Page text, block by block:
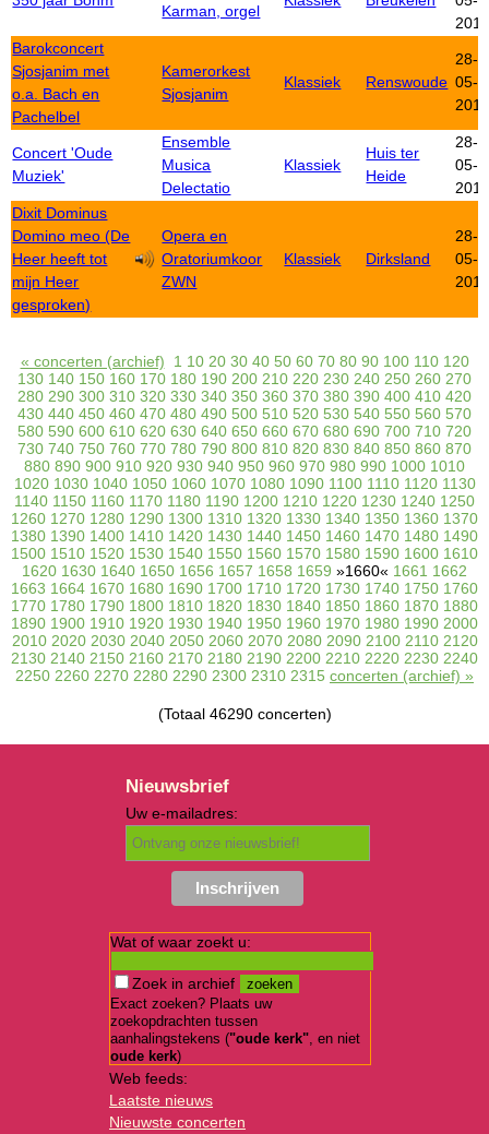
Karman, orgel
2011
Barokconcert
Sjosjanim met
o.a. Bach en
Pachelbel
Kamerorkest
Sjosjanim
Klassiek Renswoude
28-
05-
2011
Concert 'Oude
Muziek'
Ensemble
Musica
Delectatio
Klassiek
Huis ter
Heide
28-
05-
2011
Dixit Dominus
Domino meo (De
Heer heeft tot
mijn Heer
gesproken)
Opera en
Oratoriumkoor
ZWN
Klassiek Dirksland
28-
05-
2011
« concerten (archief) 1 10 20 30 40 50 60 70 80 90 100 110 120
130 140 150 160 170 180 190 200 210 220 230 240 250 260 270
280 290 300 310 320 330 340 350 360 370 380 390 400 410 420
430 440 450 460 470 480 490 500 510 520 530 540 550 560 570
580 590 600 610 620 630 640 650 660 670 680 690 700 710 720
730 740 750 760 770 780 790 800 810 820 830 840 850 860 870
880 890 900 910 920 930 940 950 960 970 980 990 1000 1010
1020 1030 1040 1050 1060 1070 1080 1090 1100 1110 1120 1130
1140 1150 1160 1170 1180 1190 1200 1210 1220 1230 1240 1250
1260 1270 1280 1290 1300 1310 1320 1330 1340 1350 1360 1370
1380 1390 1400 1410 1420 1430 1440 1450 1460 1470 1480 1490
1500 1510 1520 1530 1540 1550 1560 1570 1580 1590 1600 1610
1620 1630 1640 1650 1656 1657 1658 1659 »1660« 1661 1662
1663 1664 1670 1680 1690 1700 1710 1720 1730 1740 1750 1760
1770 1780 1790 1800 1810 1820 1830 1840 1850 1860 1870 1880
1890 1900 1910 1920 1930 1940 1950 1960 1970 1980 1990 2000
2010 2020 2030 2040 2050 2060 2070 2080 2090 2100 2110 2120
2130 2140 2150 2160 2170 2180 2190 2200 2210 2220 2230 2240
2250 2260 2270 2280 2290 2300 2310 2315 concerten (archief) »
(Totaal 46290 concerten)
Nieuwsbrief
Uw e-mailadres:
Wat of waar zoekt u:
Zoek in archief
Exact zoeken? Plaats uw
zoekopdrachten tussen
aanhalingstekens ("oude kerk", en niet
oude kerk)
Web feeds:
Laatste nieuws
Nieuwste concerten